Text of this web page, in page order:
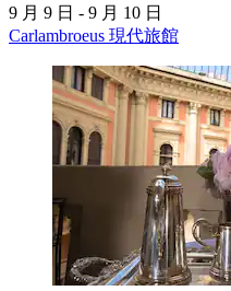
9 月 9 日 - 9 月 10 日
Carlambroeus 現代旅館